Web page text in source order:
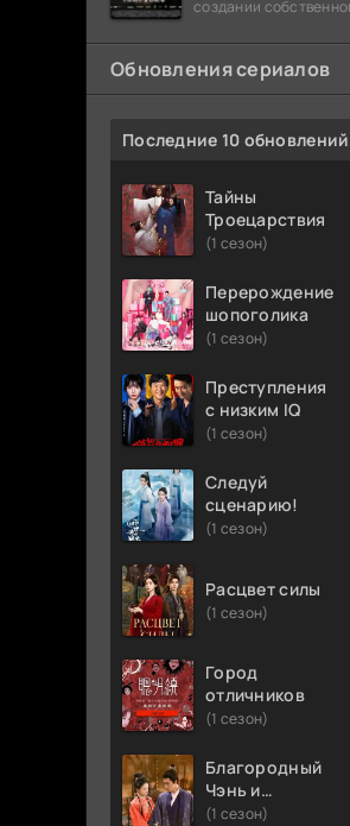
создании
долларов. Однако,
Обновления сериалов
Последние 10 обновлений
Тайны
Троецарствия
(1 сезон)
Перерождение
шопоголика
(1 сезон)
Преступления
с низким IQ
(1 сезон)
Следуй
сценарию!
(1 сезон)
Расцвет силы
(1 сезон)
Город
отличников
(1 сезон)
Благородный
Чэнь и
прекрасная
(1 сезон)